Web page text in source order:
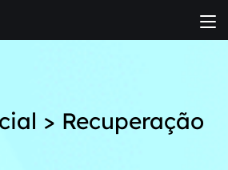
> Recuperação